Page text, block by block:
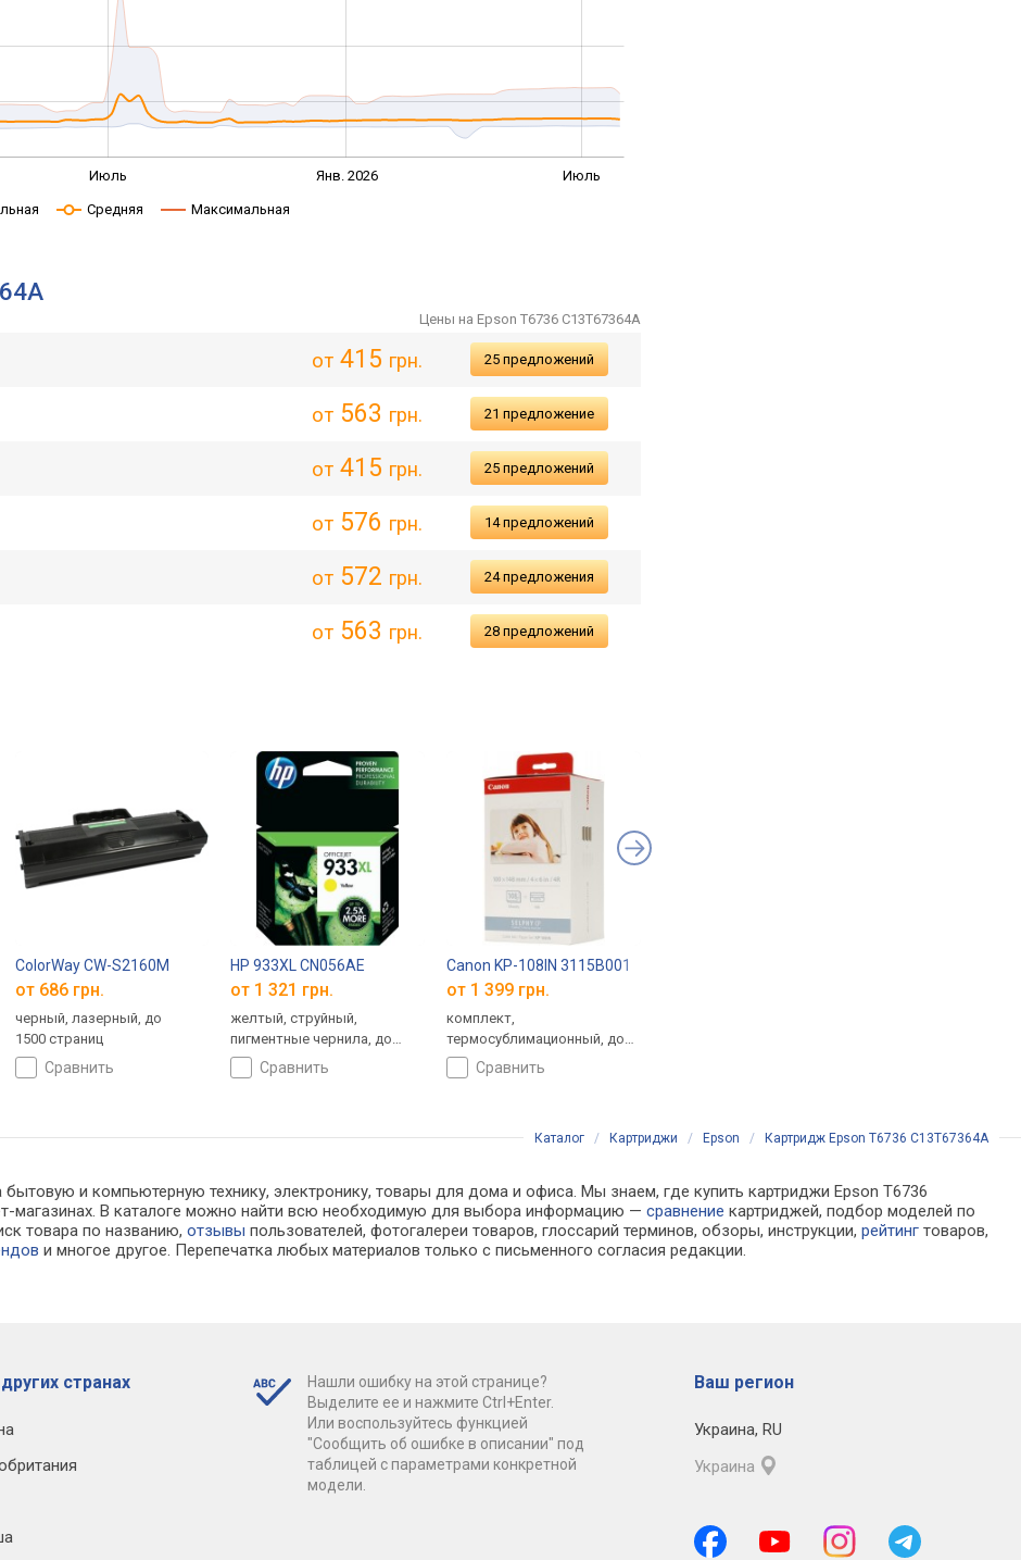
Июль Янв. 2026 Июль
Средняя Максимальная
Цены на Epson T6736 C13T67364A
от415 грн. 25 предложений
от563 грн. 21 предложение
от415 грн. 25 предложений
от576 грн. 14 предложений
от572 грн. 24 предложения
от563 грн. 28 предложений
ColorWay CW-S2160M
от 686 грн.
черный, лазерный, до
1500 страниц
сравнить
HP 933XL CN056AE
от 1 321 грн.
желтый, струйный,
пигментные чернила, до
825 страниц, объем: 9 мл
сравнить
Canon KP-108IN 3115B001
от 1 399 грн.
комплект,
термосублимационный, до
108 страниц
сравнить
Каталог / Картриджи / Epson / Картридж Epson T6736 C13T67364A
бытовую и компьютерную технику, электронику, товары для дома и офиса. Мы знаем, где купить картриджи Epson T6736
магазинах. В каталоге можно найти всю необходимую для выбора информацию —сравнение картриджей, подбор моделей по
товара по названию,отзывы пользователей, фотогалереи товаров, глоссарий терминов, обзоры, инструкции,рейтинг товаров,
и многое другое. Перепечатка любых материалов только с письменного согласия редакции.
странах
Нашли ошибку на этой странице?
Выделите ее и нажмите Ctrl+Enter.
Или воспользуйтесь функцией
"Сообщить об ошибке в описании" под
таблицей с параметрами конкретной
модели.
Ваш регион
Украина, RU
Украина